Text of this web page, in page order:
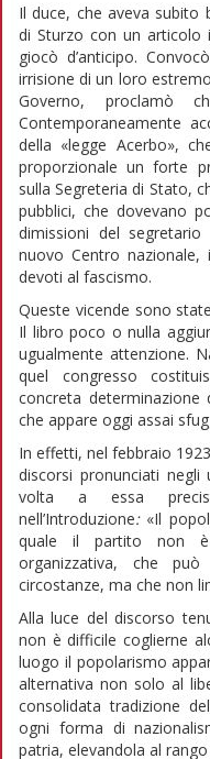
Il duce, che aveva subito
di Sturzo con un articolo
giocò d’anticipo.
irrisione di un loro
Governo, proclamò
Contemporaneamente
della «legge Acerbo»,
proporzionale un forte
sulla Segreteria di Stato,
pubblici, che dovevano
dimissioni del
nuovo Centro
devoti al fascismo.
Queste vicende sono
Il libro poco o nulla
ugualmente attenzione.
quel congresso
concreta determinazione
che appare oggi assai
In effetti, nel febbraio
discorsi pronunciati
volta a essa
nell’Introduzione:«Il
quale il partito non è
organizzativa, che
circostanze, ma che non
Alla luce del discorso
non è difficile coglierne
luogo il popolarismo
alternativa non solo al
consolidata tradizione
ogni forma di
patria, elevandola al